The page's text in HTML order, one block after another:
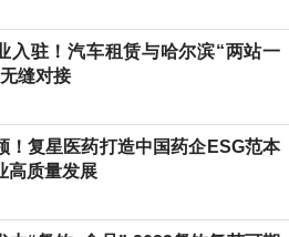
入驻！汽车租赁与哈尔滨“两站一
缝对接
！复星医药打造中国药企ESG范本
高质量发展